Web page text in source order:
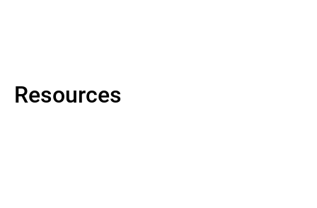
Resources